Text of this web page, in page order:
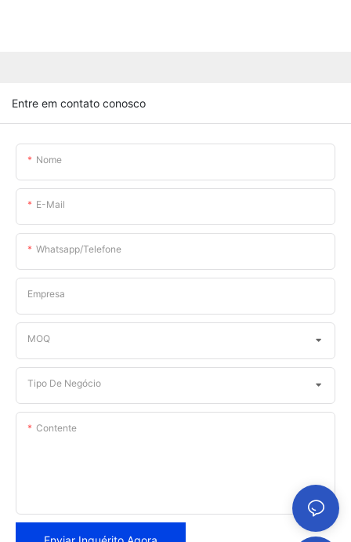
Entre em contato conosco
Nome
E-Mail
Whatsapp/telefone
Empresa
MOQ
Tipo De Negócio
Contente